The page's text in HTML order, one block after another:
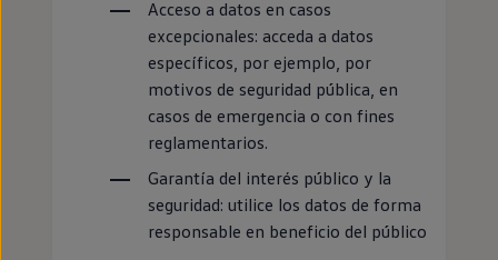
Acceso a datos en casos
excepcionales: acceda a datos
específicos, por ejemplo, por
motivos de seguridad pública, en
casos de emergencia o con fines
reglamentarios.
Garantía del interés público y la
seguridad: utilice los datos de forma
responsable en beneficio del público